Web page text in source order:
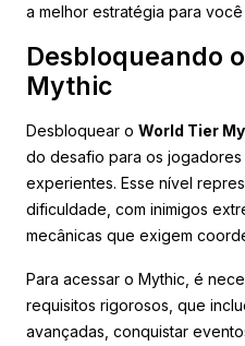
a melhor estratégia para
Desbloqueando
Mythic
Desbloquear o World Tier
do desafio para os
experientes. Esse nível
dificuldade, com inimigos
mecânicas que exigem
Para acessar o Mythic, é
requisitos rigorosos, que
avançadas, conquistar